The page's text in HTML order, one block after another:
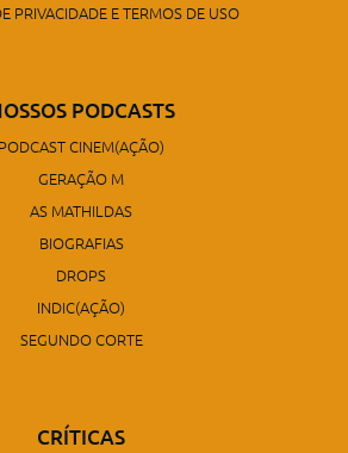
PRIVACIDADE E TERMOS DE USO
PODCASTS
PODCAST CINEM(AÇÃO)
GERAÇÃO M
AS MATHILDAS
BIOGRAFIAS
DROPS
INDIC(AÇÃO)
SEGUNDO CORTE
CRÍTICAS